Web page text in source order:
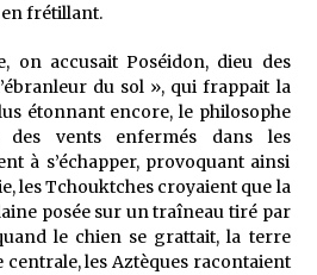
en frétillant.
on accusait Poséidon, dieu des
du sol », qui frappait la
étonnant encore, le philosophe
des vents enfermés dans les
à s’échapper, provoquant ainsi
les Tchouktches croyaient que la
posée sur un traîneau tiré par
le chien se grattait, la terre
les Aztèques racontaient